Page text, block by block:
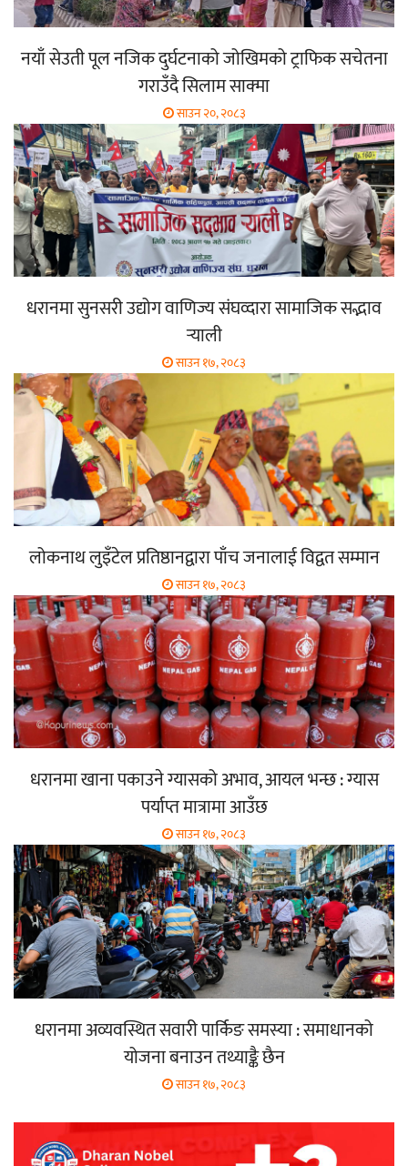
नयाँ सेउती पूल नजिक दुर्घटनाको जोखिमको ट्राफिक सचेतना
गराउँदै सिलाम साक्मा
साउन २०, २०८३
धरानमा सुनसरी उद्योग वाणिज्य संघव्दारा सामाजिक सद्भाव
र्‍याली
साउन १७, २०८३
लोकनाथ लुइँटेल प्रतिष्ठानद्वारा पाँच जनालाई विद्वत सम्मान
साउन १७, २०८३
धरानमा खाना पकाउने ग्यासको अभाव, आयल भन्छ : ग्यास
पर्याप्त मात्रामा आउँछ
साउन १७, २०८३
धरानमा अव्यवस्थित सवारी पार्किङ समस्या : समाधानको
योजना बनाउन तथ्याङ्कै छैन
साउन १७, २०८३